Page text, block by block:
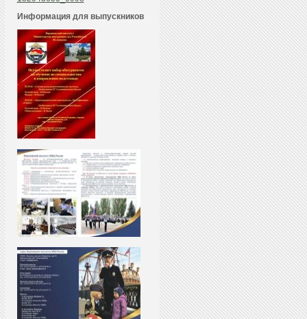
Информация для выпускников